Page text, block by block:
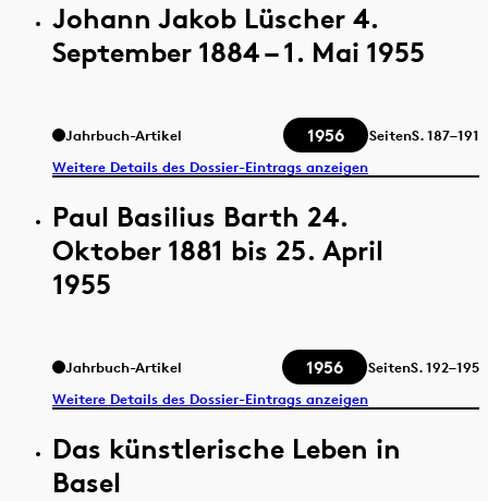
Johann Jakob Lüscher 4.
September 1884 – 1. Mai 1955
Jahrbuch-Artikel 1956 SeitenS.187–191
Weitere Details des Dossier-Eintrags anzeigen
Paul Basilius Barth 24.
Oktober 1881 bis 25. April
1955
Jahrbuch-Artikel 1956 SeitenS.192–195
Weitere Details des Dossier-Eintrags anzeigen
Das künstlerische Leben in
Basel